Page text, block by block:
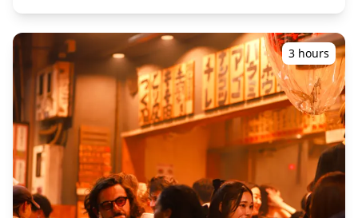
品嚐當地清酒、葡萄酒和威士忌，搭配新鮮的北海道海鮮。 ・
從導遊那裡了解當地文化和餐飲禮儀。 ・體驗當地人喜愛的熱
鬧夜生活氛圍。 ◆包含項目 ・在3個地點各享用2杯飲品（總
共6杯飲品） ・晚餐：包含海鮮的當地料理 ・與當地導遊一同
走訪3個地點——從美食攤位、居酒屋或酒吧中選擇 ◆不包含
項目 ・飯店接送 ・小費 ・交通費用 ・旅遊費用不包含的額外
飲品或餐點 ・個人開銷或購物 ◆其他資訊 ・此行程的最多參
加人數為8人。 ・兒童必須由成人陪同。 ・僅向20歲及以上的
參加者提供酒精飲品（日本的法定飲酒年齡）。 ・請注意，餐
點是在與Holiday Travel分開的廚房準備的，因此我們無法保
證無過敏餐點或滿足飲食限制。 ◆關於地區 - 小樽地區 小樽
是歷史悠久的港口城市，以新鮮的海鮮而聞名，例如壽司、海
鮮丼和傳統的鯡魚料理。當地特色美食還包括受歡迎的B級美
3 hours